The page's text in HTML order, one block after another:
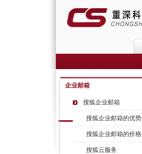
企业邮箱
搜狐企业邮箱
搜狐企业邮箱的优势
搜狐企业邮箱的价格
搜狐云服务